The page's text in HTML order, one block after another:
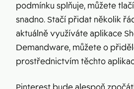
podmínku splňuje, můžete
snadno. Stačí přidat několik
aktuálně využíváte aplikace
Demandware, můžete o
prostřednictvím těchto